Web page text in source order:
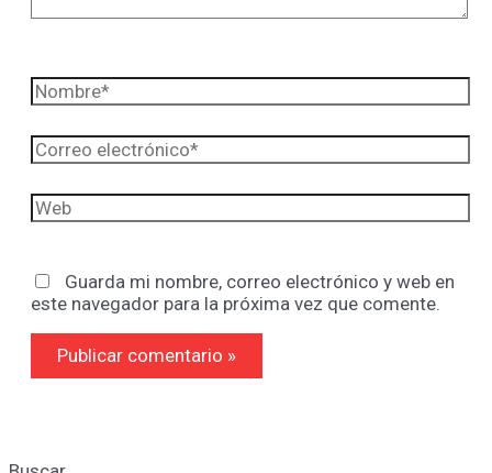
Nombre*
Correo
electrónico*
Web
Guarda mi nombre, correo electrónico y web en
este navegador para la próxima vez que comente.